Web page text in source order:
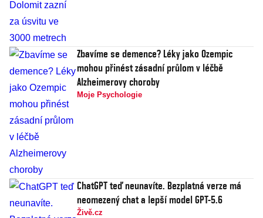
Zbavíme se demence? Léky jako Ozempic
mohou přinést zásadní průlom v léčbě
Alzheimerovy choroby
Moje Psychologie
ChatGPT teď neunavíte. Bezplatná verze má
neomezený chat a lepší model GPT-5.6
Živě.cz